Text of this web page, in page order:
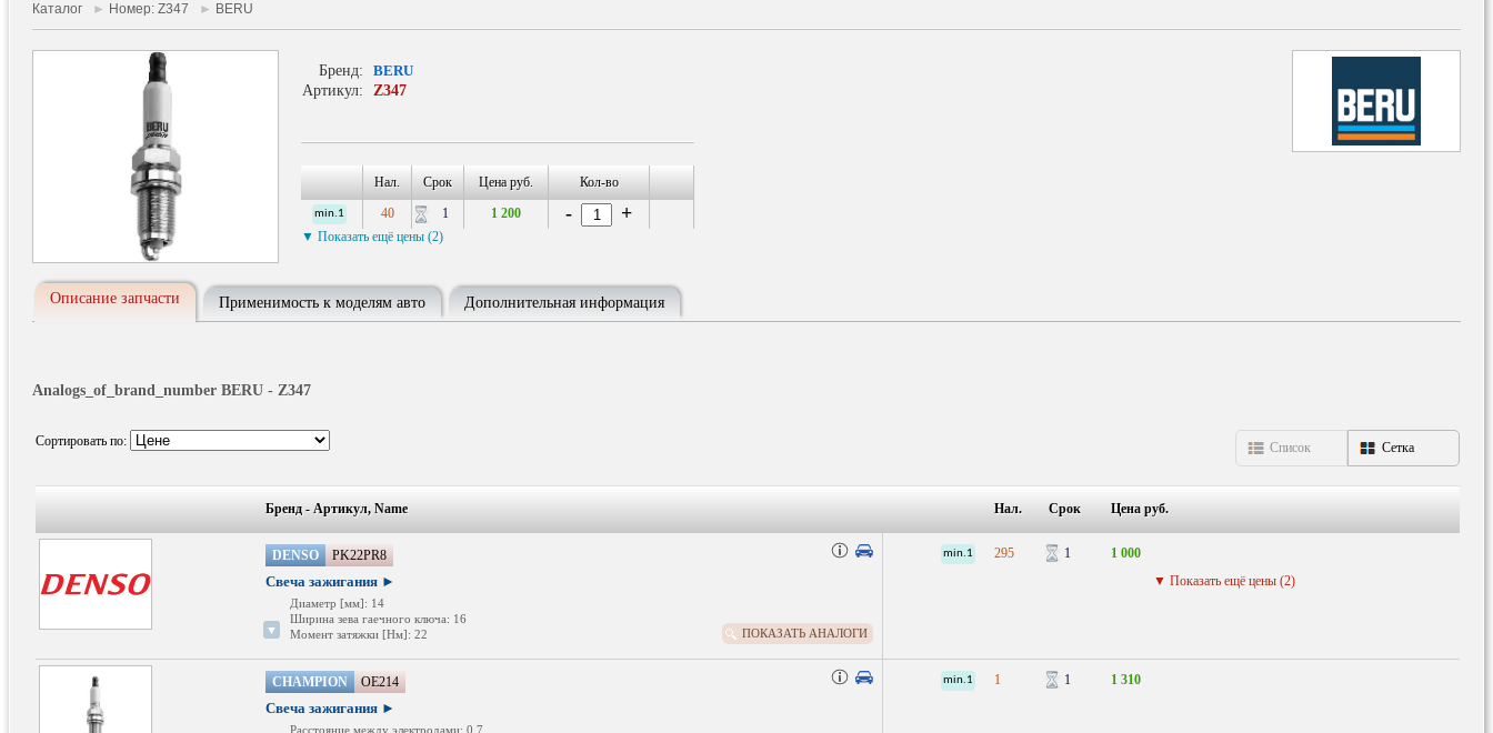
Каталог ► Номер: Z347 ► BERU
Бренд:
BERU
Артикул:
Z347
Нал. Срок Цена руб. Кол-во
min.1 40 1 1 200 - +
▼ Показать ещё цены (2)
Описание запчасти Применимость к моделям авто Дополнительная информация
Analogs_of_brand_number BERU - Z347
Сортировать по: Сетка
Список
Бренд - Артикул, Name Нал. Срок Цена руб.
DENSO PK22PR8
Свеча зажигания ►
Диаметр [мм]: 14
Ширина зева гаечного ключа: 16
Момент затяжки [Нм]: 22
Размер резьбы 1: 19
▼ ПОКАЗАТЬ АНАЛОГИ
min.1 295 1
1 000
▼ Показать ещё цены (2)
CHAMPION OE214
Свеча зажигания ►
Расстояние между электродами: 0,7
min.1 1 1 1 310